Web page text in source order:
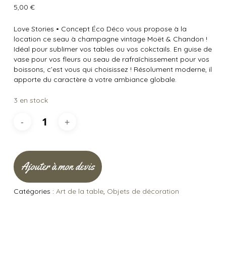
5,00 €
Love Stories • Concept Éco Déco vous propose à la
location ce seau à champagne vintage Moët & Chandon !
Idéal pour sublimer vos tables ou vos cokctails. En guise de
vase pour vos fleurs ou seau de rafraîchissement pour vos
boissons, c’est vous qui choisissez ! Résolument moderne, il
apporte du caractère à votre ambiance globale.
3 en stock
Ajouter à mon devis
Catégories : Art de la table, Objets de décoration